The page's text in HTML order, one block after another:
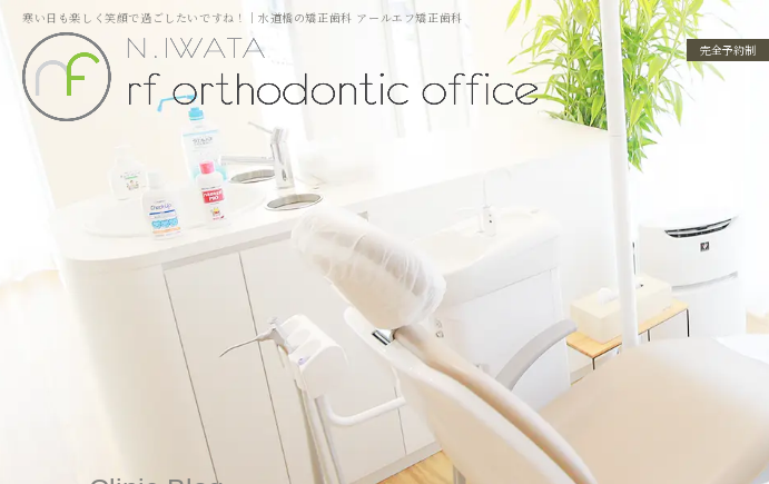
寒い日も楽しく笑顔で過ごしたいですね！｜水道橋の矯正歯科 アールエフ矯正歯科
完全予約制